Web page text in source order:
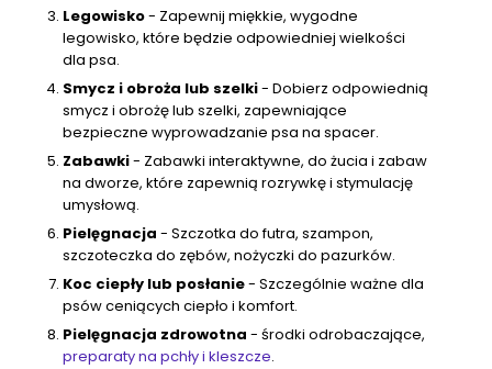
Legowisko- Zapewnij miękkie, wygodne
legowisko, które będzie odpowiedniej wielkości
dla psa.
Smycz i obroża lub szelki- Dobierz odpowiednią
smycz i obrożę lub szelki, zapewniające
bezpieczne wyprowadzanie psa na spacer.
Zabawki- Zabawki interaktywne, do żucia i zabaw
na dworze, które zapewnią rozrywkę i stymulację
umysłową.
Pielęgnacja - Szczotka do futra, szampon,
szczoteczka do zębów, nożyczki do pazurków.
Koc ciepły lub posłanie- Szczególnie ważne dla
psów ceniących ciepło i komfort.
Pielęgnacja zdrowotna - środki odrobaczające,
preparaty na pchły i kleszcze.